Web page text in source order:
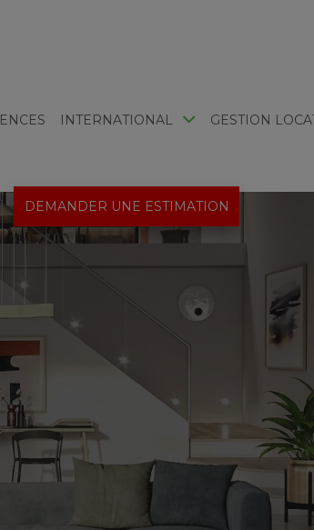
INTERNATIONAL GESTION
DEMANDER UNE ESTIMATION